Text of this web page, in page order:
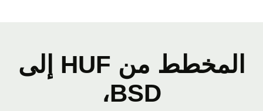
المخطط من HUF إلى
BSD،